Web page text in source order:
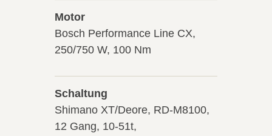
Motor
Bosch Performance Line CX,
250/750 W, 100 Nm
Schaltung
Shimano XT/Deore, RD-M8100,
12 Gang, 10-51t,